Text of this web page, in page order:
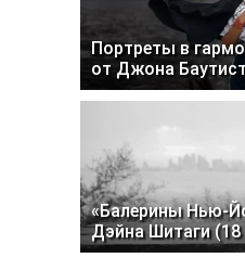
Портреты в
от Джона
«Балерины Нью-
Дэйна Шитаги